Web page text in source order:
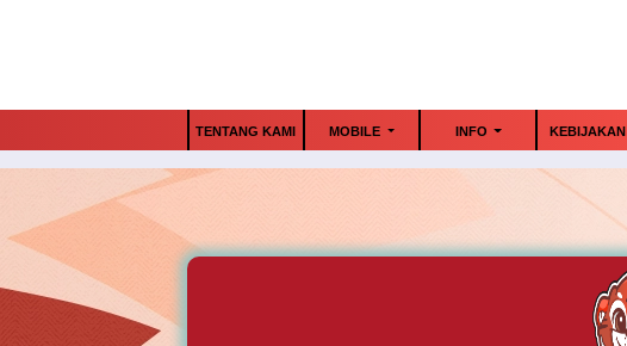
TENTANG KAMI MOBILE INFO KEBIJAKAN